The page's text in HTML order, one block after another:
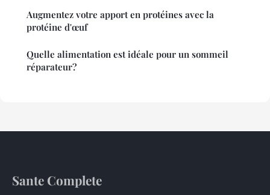
Augmentez votre apport en protéines avec la
protéine d'œuf
Quelle alimentation est idéale pour un sommeil
réparateur?
Sante Complete